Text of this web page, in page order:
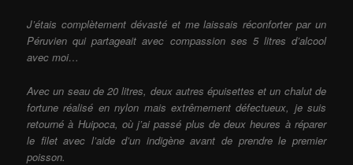
J’étais complètement dévasté et me laissais réconforter par un
Péruvien qui partageait avec compassion ses 5 litres d’alcool
avec moi…
Avec un seau de 20 litres, deux autres épuisettes et un chalut de
fortune réalisé en nylon mais extrêmement défectueux, je suis
retourné à Huipoca, où j’ai passé plus de deux heures à réparer
le filet avec l’aide d’un indigène avant de prendre le premier
poisson.